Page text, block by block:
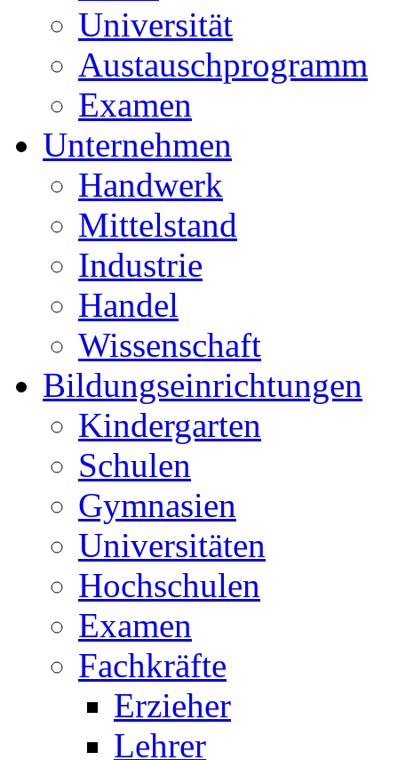
Universität
Austauschprogramm
Examen
Unternehmen
Handwerk
Mittelstand
Industrie
Handel
Wissenschaft
Bildungseinrichtungen
Kindergarten
Schulen
Gymnasien
Universitäten
Hochschulen
Examen
Fachkräfte
Erzieher
Lehrer